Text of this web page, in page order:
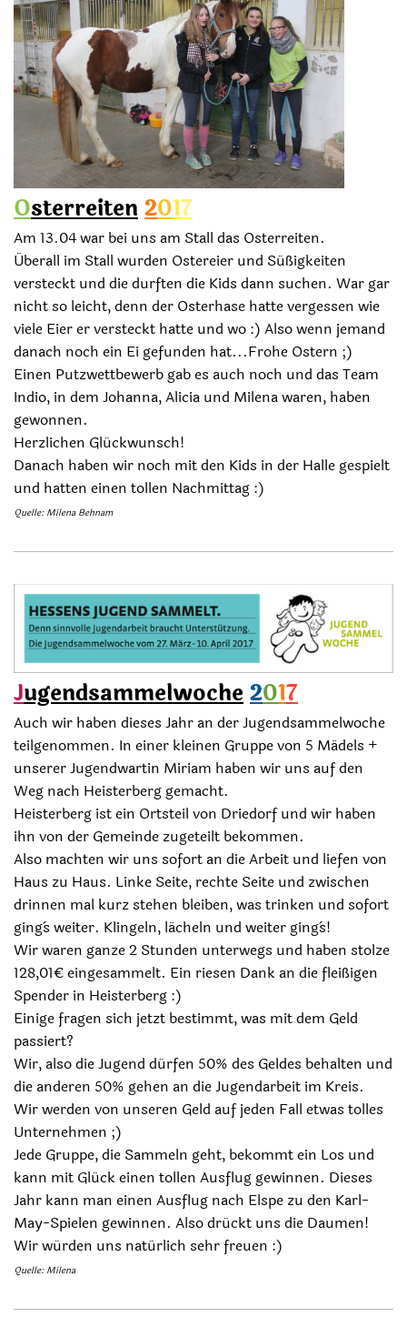
Osterreiten2017
Am 13.04 war bei uns am Stall das Osterreiten.
Überall im Stall wurden Ostereier und Süßigkeiten
versteckt und die durften die Kids dann suchen. War gar
nicht so leicht, denn der Osterhase hatte vergessen wie
viele Eier er versteckt hatte und wo :) Also wenn jemand
danach noch ein Ei gefunden hat...Frohe Ostern ;)
Einen Putzwettbewerb gab es auch noch und das Team
Indio, in dem Johanna, Alicia und Milena waren, haben
gewonnen.
Herzlichen Glückwunsch!
Danach haben wir noch mit den Kids in der Halle gespielt
und hatten einen tollen Nachmittag :)
Quelle: Milena Behnam
Jugendsammelwoche2017
Auch wir haben dieses Jahr an der Jugendsammelwoche
teilgenommen. In einer kleinen Gruppe von 5 Mädels +
unserer Jugendwartin Miriam haben wir uns auf den
Weg nach Heisterberg gemacht.
Heisterberg ist ein Ortsteil von Driedorf und wir haben
ihn von der Gemeinde zugeteilt bekommen.
Also machten wir uns sofort an die Arbeit und liefen von
Haus zu Haus. Linke Seite, rechte Seite und zwischen
drinnen mal kurz stehen bleiben, was trinken und sofort
ging`s weiter. Klingeln, lächeln und weiter ging`s!
Wir waren ganze 2 Stunden unterwegs und haben stolze
128,01€ eingesammelt. Ein riesen Dank an die fleißigen
Spender in Heisterberg :)
Einige fragen sich jetzt bestimmt, was mit dem Geld
passiert?
Wir, also die Jugend dürfen 50% des Geldes behalten und
die anderen 50% gehen an die Jugendarbeit im Kreis.
Wir werden von unseren Geld auf jeden Fall etwas tolles
Unternehmen ;)
Jede Gruppe, die Sammeln geht, bekommt ein Los und
kann mit Glück einen tollen Ausflug gewinnen. Dieses
Jahr kann man einen Ausflug nach Elspe zu den Karl-
May-Spielen gewinnen. Also drückt uns die Daumen!
Wir würden uns natürlich sehr freuen :)
Quelle: Milena